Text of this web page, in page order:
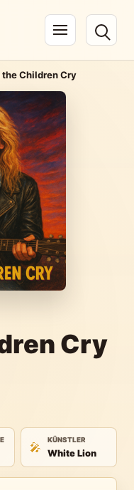
Navigation öffnen
the Children Cry
Cry
🎤
KÜNSTLER
White Lion